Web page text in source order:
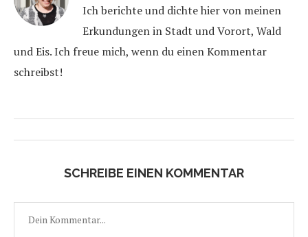
Ich berichte und dichte hier von meinen
Erkundungen in Stadt und Vorort, Wald
und Eis. Ich freue mich, wenn du einen Kommentar
schreibst!
SCHREIBE EINEN KOMMENTAR